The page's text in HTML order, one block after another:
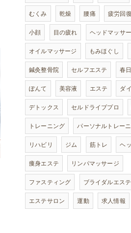
むくみ 乾燥 腰痛 疲労回復
小顔 目の疲れ ヘッドマッサ
オイルマッサージ もみほぐし
鍼灸整骨院 セルフエステ 春
ぽんて 美容液 エステ ダ
デトックス セルドライブプロ
トレーニング パーソナルトレー
リハビリ ジム 筋トレ ヘ
痩身エステ リンパマッサージ
ファスティング ブライダルエステ
エステサロン 運動 求人情報